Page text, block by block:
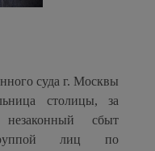
суда г. Москвы
столицы, за
сбыт
лиц по